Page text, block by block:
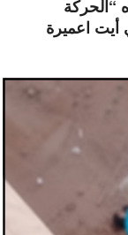
“الحركة
أيت اعميرة